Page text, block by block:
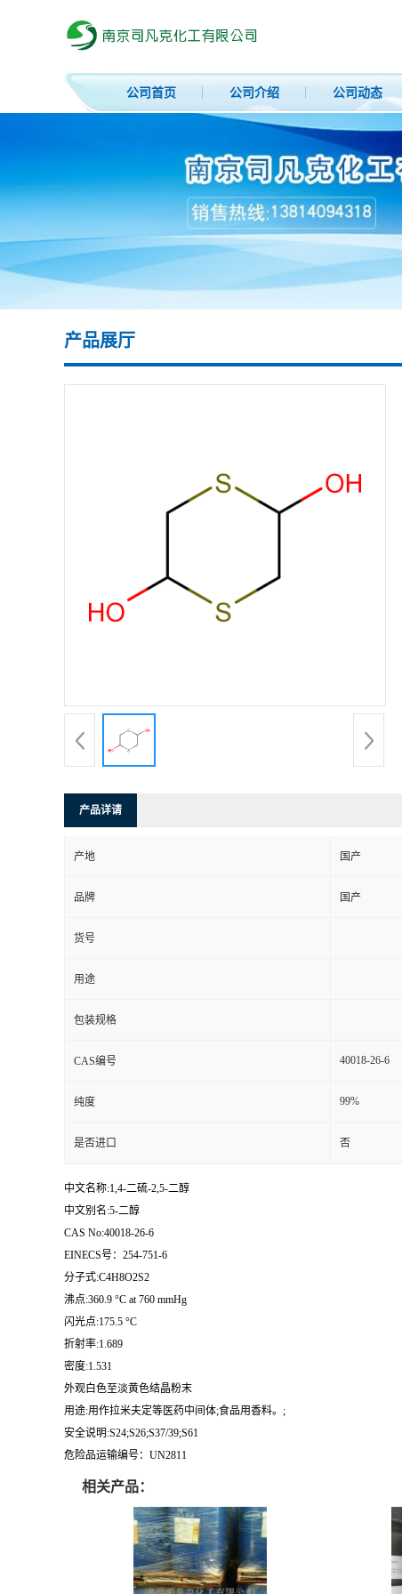
公司首页 公司介绍 公司动态
产品展厅
产品详请
产地 国产
品牌 国产
货号
用途
包装规格
CAS编号 40018-26-6
纯度 99%
是否进口 否
中文名称:1,4-二硫-2,5-二醇
中文别名:5-二醇
CAS No:40018-26-6
EINECS号：254-751-6
分子式:C4H8O2S2
沸点:360.9 °C at 760 mmHg
闪光点:175.5 °C
折射率:1.689
密度:1.531
外观白色至淡黄色结晶粉末
用途:用作拉米夫定等医药中间体;食品用香料。;
安全说明:S24;S26;S37/39;S61
危险品运输编号：UN2811
相关产品：